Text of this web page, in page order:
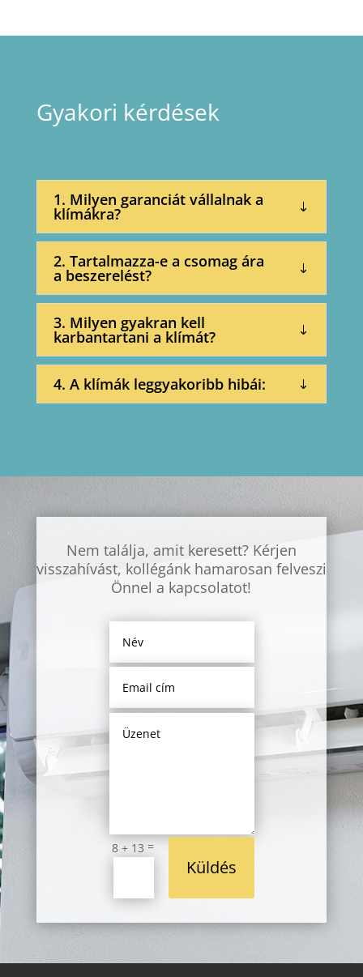
Gyakori kérdések
1. Milyen garanciát vállalnak a
klímákra?
2. Tartalmazza-e a csomag ára
a beszerelést?
3. Milyen gyakran kell
karbantartani a klímát?
4. A klímák leggyakoribb hibái:
Nem találja, amit keresett? Kérjen
visszahívást, kollégánk hamarosan felveszi
Önnel a kapcsolatot!
8 + 13 =
Küldés